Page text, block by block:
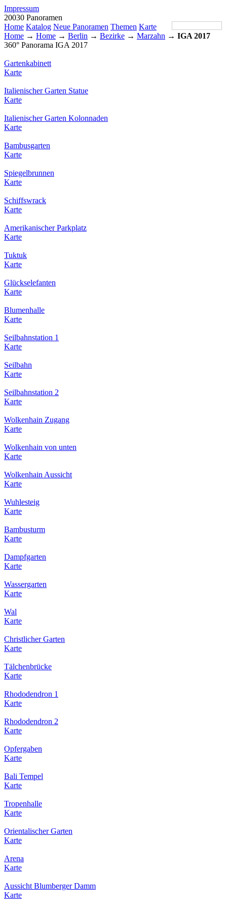
Impressum
20030 Panoramen
Home Katalog Neue Panoramen Themen Karte
Home → Home → Berlin → Bezirke → Marzahn → IGA 2017
360° Panorama IGA 2017
Gartenkabinett
Karte
Italienischer Garten Statue
Karte
Italienischer Garten Kolonnaden
Karte
Bambusgarten
Karte
Spiegelbrunnen
Karte
Schiffswrack
Karte
Amerikanischer Parkplatz
Karte
Tuktuk
Karte
Glückselefanten
Karte
Blumenhalle
Karte
Seilbahnstation 1
Karte
Seilbahn
Karte
Seilbahnstation 2
Karte
Wolkenhain Zugang
Karte
Wolkenhain von unten
Karte
Wolkenhain Aussicht
Karte
Wuhlesteig
Karte
Bambusturm
Karte
Dampfgarten
Karte
Wassergarten
Karte
Wal
Karte
Christlicher Garten
Karte
Tälchenbrücke
Karte
Rhododendron 1
Karte
Rhododendron 2
Karte
Opfergaben
Karte
Bali Tempel
Karte
Tropenhalle
Karte
Orientalischer Garten
Karte
Arena
Karte
Aussicht Blumberger Damm
Karte